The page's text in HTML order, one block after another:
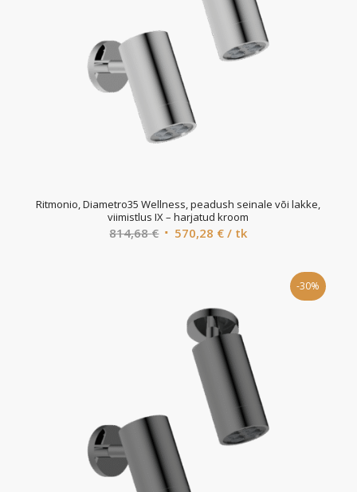
Ritmonio, Diametro35 Wellness, peadush seinale või lakke,
viimistlus IX – harjatud kroom
814,68€ Algne
570,28 €Current
/ tk
-30%